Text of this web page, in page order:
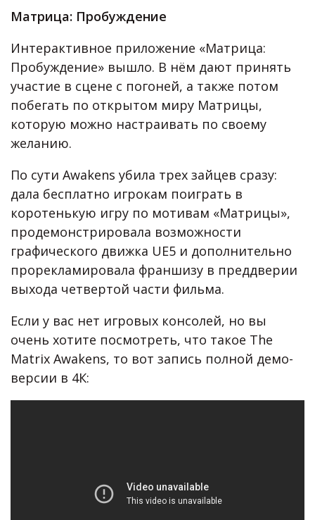
Матрица: Пробуждение
Интерактивное приложение «Матрица:
Пробуждение» вышло. В нём дают принять
участие в сцене с погоней, а также потом
побегать по открытом миру Матрицы,
которую можно настраивать по своему
желанию.
По сути Awakens убила трех зайцев сразу:
дала бесплатно игрокам поиграть в
коротенькую игру по мотивам «Матрицы»,
продемонстрировала возможности
графического движка UE5 и дополнительно
прорекламировала франшизу в преддверии
выхода четвертой части фильма.
Если у вас нет игровых консолей, но вы
очень хотите посмотреть, что такое The
Matrix Awakens, то вот запись полной демо-
версии в 4К: